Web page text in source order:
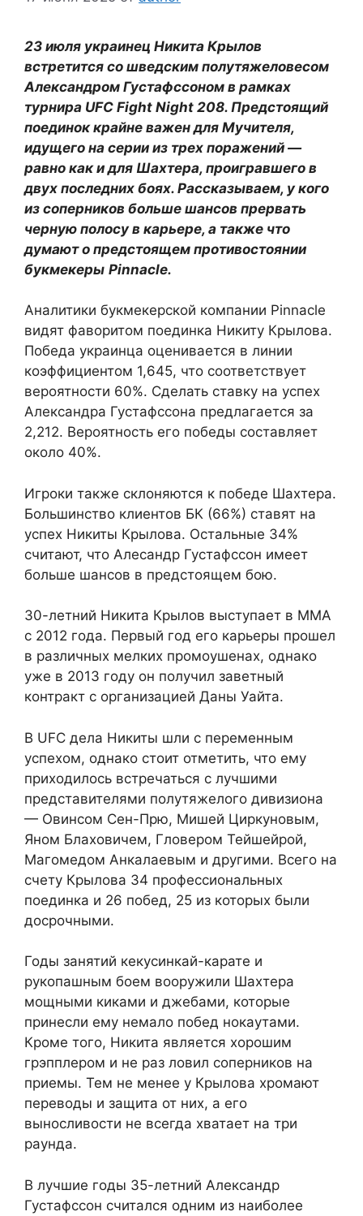
23 июля украинец Никита Крылов
встретится со шведским полутяжеловесом
Александром Густафссоном в рамках
турнира UFC Fight Night 208. Предстоящий
поединок крайне важен для Мучителя,
идущего на серии из трех поражений —
равно как и для Шахтера, проигравшего в
двух последних боях. Рассказываем, у кого
из соперников больше шансов прервать
черную полосу в карьере, а также что
думают о предстоящем противостоянии
букмекеры Pinnacle.
Аналитики букмекерской компании Pinnacle
видят фаворитом поединка Никиту Крылова.
Победа украинца оценивается в линии
коэффициентом 1,645, что соответствует
вероятности 60%. Сделать ставку на успех
Александра Густафссона предлагается за
2,212. Вероятность его победы составляет
около 40%.
Игроки также склоняются к победе Шахтера.
Большинство клиентов БК (66%) ставят на
успех Никиты Крылова. Остальные 34%
считают, что Алесандр Густафссон имеет
больше шансов в предстоящем бою.
30-летний Никита Крылов выступает в ММА
с 2012 года. Первый год его карьеры прошел
в различных мелких промоушенах, однако
уже в 2013 году он получил заветный
контракт с организацией Даны Уайта.
В UFC дела Никиты шли с переменным
успехом, однако стоит отметить, что ему
приходилось встречаться с лучшими
представителями полутяжелого дивизиона
— Овинсом Сен-Прю, Мишей Циркуновым,
Яном Блаховичем, Гловером Тейшейрой,
Магомедом Анкалаевым и другими. Всего на
счету Крылова 34 профессиональных
поединка и 26 побед, 25 из которых были
досрочными.
Годы занятий кекусинкай-карате и
рукопашным боем вооружили Шахтера
мощными киками и джебами, которые
принесли ему немало побед нокаутами.
Кроме того, Никита является хорошим
грэпплером и не раз ловил соперников на
приемы. Тем не менее у Крылова хромают
переводы и защита от них, а его
выносливости не всегда хватает на три
раунда.
В лучшие годы 35-летний Александр
Густафссон считался одним из наиболее